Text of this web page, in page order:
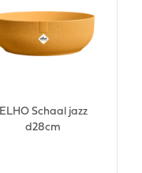
ELHO Schaal jazz
d28cm